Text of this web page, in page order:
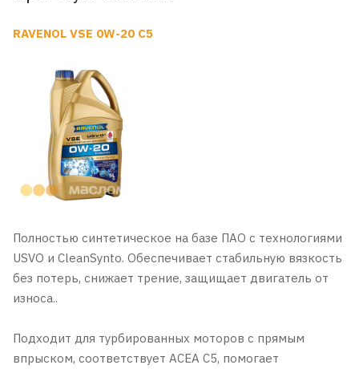
RAVENOL VSE 0W-20 C5
Полностью синтетическое на базе ПАО с технологиями
USVO и CleanSynto. Обеспечивает стабильную вязкость
без потерь, снижает трение, защищает двигатель от
износа..
Подходит для турбированных моторов с прямым
впрыском, соответствует ACEA C5, помогает